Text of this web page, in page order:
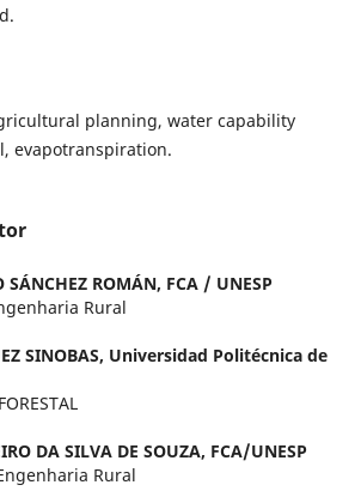
planning, water capability
evapotranspiration.
SÁNCHEZ ROMÁN, FCA / UNESP
Rural
SINOBAS, Universidad Politécnica de
DA SILVA DE SOUZA, FCA/UNESP
Rural